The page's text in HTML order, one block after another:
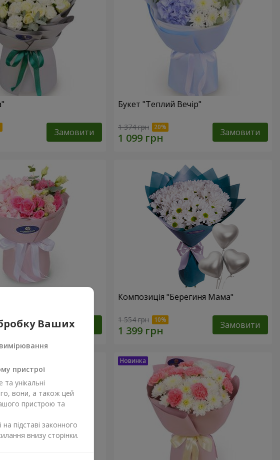
Замовити
Букет "Теплий Вечір"
1 374 грн Замовити
Замовити
Композиція "Берегиня Мама"
1 554 грн Замовити
Ваших
пристрої
унікальні
вони, а також цей
пристрою та
підставі законного
внизу сторінки.